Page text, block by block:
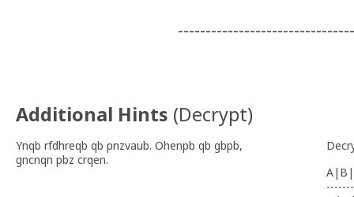
Additional Hints (Decrypt)
Ynqb rfdhreqb qb pnzvaub. Ohenpb qb gbpb,
gncnqn pbz crqen.